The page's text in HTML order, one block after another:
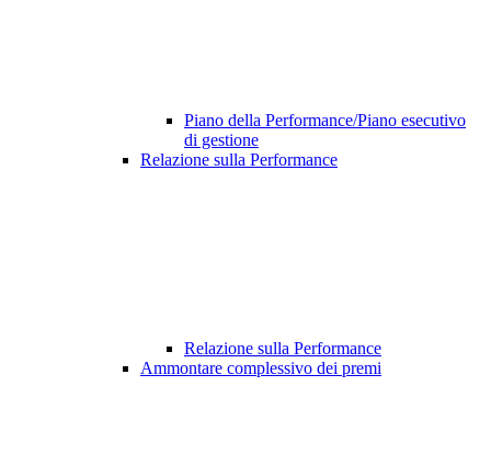
Piano della Performance/Piano esecutivo
di gestione
Relazione sulla Performance
Relazione sulla Performance
Ammontare complessivo dei premi